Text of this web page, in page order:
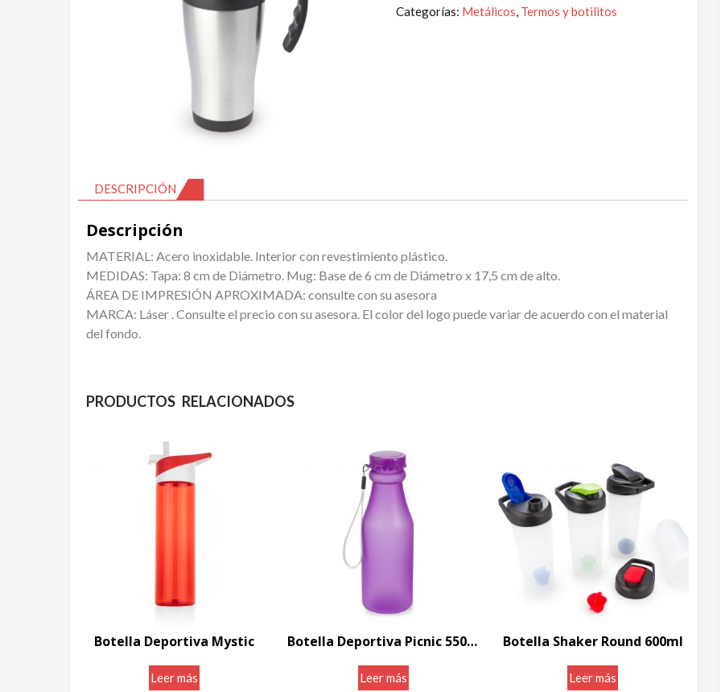
Categorías: Metálicos, Termos y botilitos
DESCRIPCIÓN
Descripción
MATERIAL: Acero inoxidable. Interior con revestimiento plástico.
MEDIDAS: Tapa: 8 cm de Diámetro. Mug: Base de 6 cm de Diámetro x 17,5 cm de alto.
ÁREA DE IMPRESIÓN APROXIMADA: consulte con su asesora
MARCA: Láser . Consulte el precio con su asesora. El color del logo puede variar de acuerdo con el material
del fondo.
PRODUCTOS RELACIONADOS
Botella Deportiva Mystic
Leer más
Botella Deportiva Picnic 550ml
Leer más
Botella Shaker Round 600ml
Leer más